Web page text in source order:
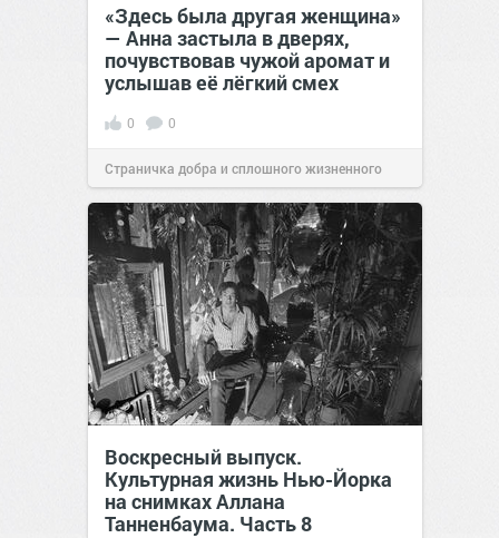
«Здесь была другая женщина»
— Анна застыла в дверях,
почувствовав чужой аромат и
услышав её лёгкий смех
0 0
Страничка добра и сплошного жизненного
позитива!13:38Сегодня
Воскресный выпуск.
Культурная жизнь Нью-Йорка
на снимках Аллана
Танненбаума. Часть 8